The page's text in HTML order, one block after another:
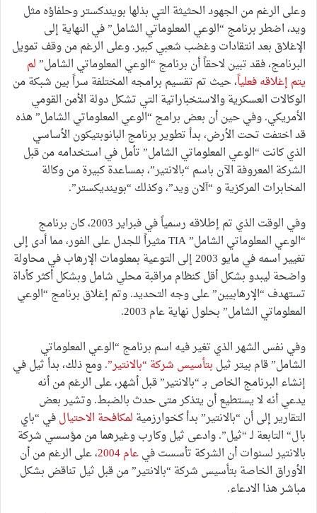
وعلى الرغم من الجهود الحثيثة التي بذلها بويندكستر وحلفاؤه مثل
ويد، اضطر برنامج “الوعي المعلوماتي الشامل” في النهاية إلى
الإغلاق بعد انتقادات وغضب شعبي كبير. وعلى الرغم من وقف تمويل
البرنامج، فقد تبين لاحقاً أن برنامج “الوعي المعلوماتي الشامل”لم
يتم إغلاقه فعلياً، حيث تم تقسيم برامجه المختلفة سراً بين شبكة من
الوكالات العسكرية والاستخباراتية التي تشكل دولة الأمن القومي
الأمريكي. وفي حين أن بعض برامج “الوعي المعلوماتي الشامل” هذه
قد اختفت تحت الأرض، بدأ تطوير برنامج البانوبتيكون الأساسي
الذي كانت “الوعي المعلوماتي الشامل” تأمل في استخدامه من قبل
الشركة المعروفة الآن باسم “بالانتير”، بمساعدة كبيرة من وكالة
المخابرات المركزية و “آلان ويد”، وكذلك “بوينديكستر”.
وفي الوقت الذي تم إطلاقه رسمياً في فبراير 2003، كان برنامج
“الوعي المعلوماتي الشامل” TIA مثيراً للجدل على الفور، مما أدى إلى
تغيير اسمه في مايو 2003 إلى التوعية بمعلومات الإرهاب في محاولة
واضحة ليبدو بشكل أقل كنظام مراقبة محلي شامل وبشكل أكثر كأداة
تستهدف “الإرهابيين” على وجه التحديد. وتم إغلاق برنامج “الوعي
المعلوماتي الشامل” بحلول نهاية عام 2003.
وفي نفس الشهر الذي تغير فيه اسم برنامج “الوعي المعلوماتي
الشامل” قام بيتر ثيل بتأسيس شركة “بالانتير”. ومع ذلك، بدأ ثيل في
إنشاء البرنامج الخاص بـ “بالانتير” قبل أشهر، على الرغم من أنه
يدعي أنه لا يستطيع أن يتذكر متى حدث بالضبط. وتشير بعض
التقارير إلى أن “بالانتير” بدأ كخوارزمية لمكافحة الاحتيالفي “باي
بال“ التابعة لـ “ثيل”. وادعى ثيل وكارب وغيرهما من مؤسسي شركة
بالانتير لسنوات أن الشركة تأسست فيعام 2004
، على الرغم من أن
الأوراق الخاصة بتأسيس شركة “بالانتير” من قبل ثيل تناقض بشكل
مباشر هذا الادعاء.